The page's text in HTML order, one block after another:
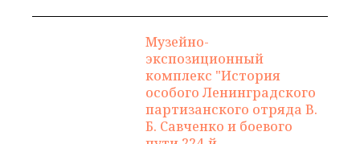
Музейно-
экспозиционный
комплекс "История
особого Ленинградского
партизанского отряда В.
Б. Савченко и боевого